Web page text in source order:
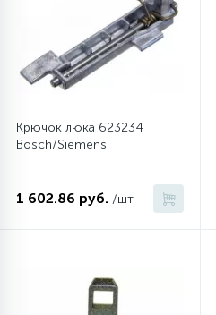
Крючок люка 623234
Bosch/Siemens
1 602.86 руб. /шт